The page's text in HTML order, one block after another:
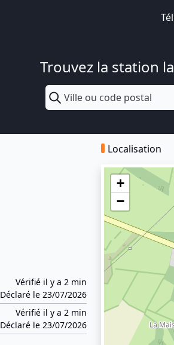
Trouvez la station
Vérifié il y a 2 min
Déclaré le 23/07/2026
Vérifié il y a 2 min
Déclaré le 23/07/2026
Localisation
+
−